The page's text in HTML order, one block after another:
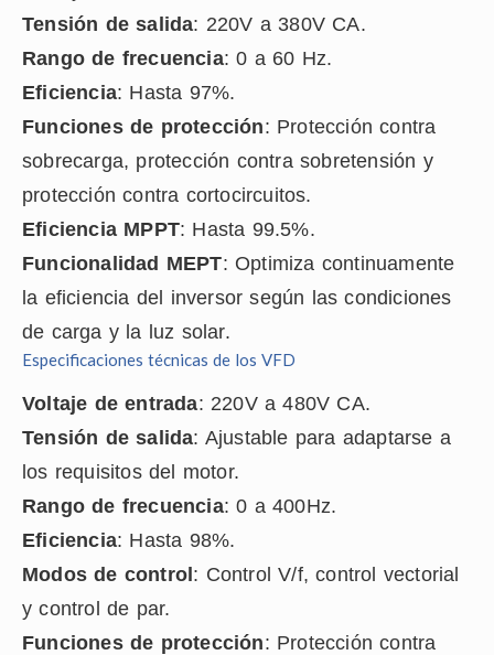
Tensión de salida: 220V a 380V CA.
Rango de frecuencia: 0 a 60 Hz.
Eficiencia: Hasta 97%.
Funciones de protección: Protección contra
sobrecarga, protección contra sobretensión y
protección contra cortocircuitos.
Eficiencia MPPT: Hasta 99.5%.
Funcionalidad MEPT: Optimiza continuamente
la eficiencia del inversor según las condiciones
de carga y la luz solar.
Especificaciones técnicas de los VFD
Voltaje de entrada: 220V a 480V CA.
Tensión de salida: Ajustable para adaptarse a
los requisitos del motor.
Rango de frecuencia: 0 a 400Hz.
Eficiencia: Hasta 98%.
Modos de control : Control V/f, control vectorial
y control de par.
Funciones de protección: Protección contra